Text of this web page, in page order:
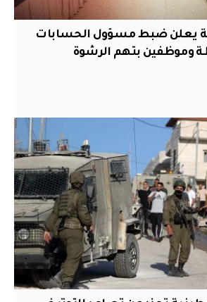
يعلن ضبط مسؤول الحسابات
وموظفين بتهم الرشوة